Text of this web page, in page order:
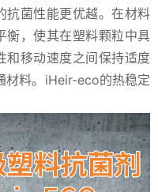
抗菌性能更优越。在材料
衡，使其在塑料颗粒中具
和移动速度之间保持适度
材料。iHeir-eco的热稳定